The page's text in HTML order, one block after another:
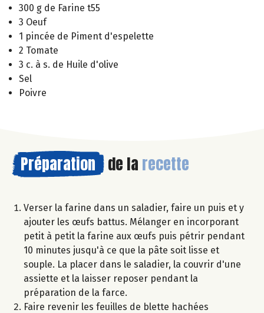
300 g de Farine t55
3 Oeuf
1 pincée de Piment d'espelette
2 Tomate
3 c. à s. de Huile d'olive
Sel
Poivre
Préparation de la recette
Verser la farine dans un saladier, faire un puis et y
ajouter les œufs battus. Mélanger en incorporant
petit à petit la farine aux œufs puis pétrir pendant
10 minutes jusqu'à ce que la pâte soit lisse et
souple. La placer dans le saladier, la couvrir d'une
assiette et la laisser reposer pendant la
préparation de la farce.
Faire revenir les feuilles de blette hachées